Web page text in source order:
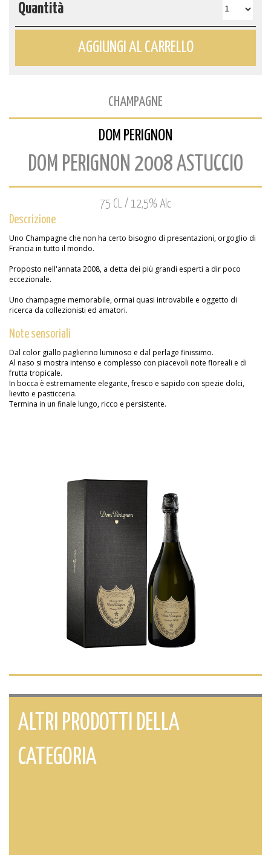
Quantità
AGGIUNGI AL CARRELLO
CHAMPAGNE
DOM PERIGNON
DOM PERIGNON 2008 ASTUCCIO
75 CL / 12,5% Alc
Descrizione
Uno Champagne che non ha certo bisogno di presentazioni, orgoglio di
Francia in tutto il mondo.
Proposto nell'annata 2008, a detta dei più grandi esperti a dir poco
eccezionale.
Uno champagne memorabile, ormai quasi introvabile e oggetto di
ricerca da collezionisti ed amatori.
Note sensoriali
Dal color giallo paglierino luminoso e dal perlage finissimo.
Al naso si mostra intenso e complesso con piacevoli note floreali e di
frutta tropicale.
In bocca è estremamente elegante, fresco e sapido con spezie dolci,
lievito e pasticceria.
Termina in un finale lungo, ricco e persistente.
ALTRI PRODOTTI DELLA
CATEGORIA